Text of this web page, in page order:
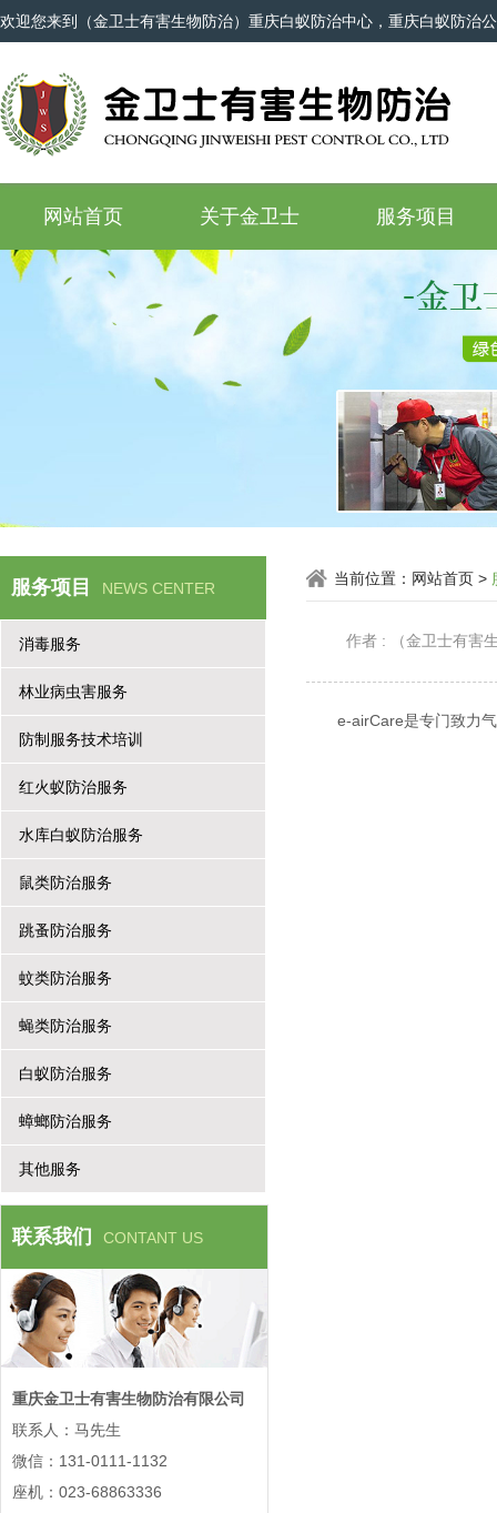
欢迎您来到（金卫士有害生物防治）重庆白蚁防治中心，重庆白蚁防治
网站首页 关于金卫士 服务项目
服务项目 NEWS CENTER
消毒服务
林业病虫害服务
防制服务技术培训
红火蚁防治服务
水库白蚁防治服务
鼠类防治服务
跳蚤防治服务
蚊类防治服务
蝇类防治服务
白蚁防治服务
蟑螂防治服务
其他服务
联系我们 CONTANT US
重庆金卫士有害生物防治有限公司
联系人：马先生
微信：131-0111-1132
座机：023-68863336
当前位置： 网站首页 >
作者 : （金卫士有害
e-airCare是专门致力